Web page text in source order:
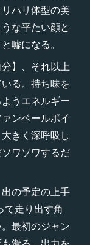
ハリ体型の美
な平たい顔と
嘘になる。
】、それ以上
る。持ち味を
うエネルギー
ンベールポイ
きく深呼吸し
ワソワするだ
の予定の上手
て走り出す角
最初のジャン